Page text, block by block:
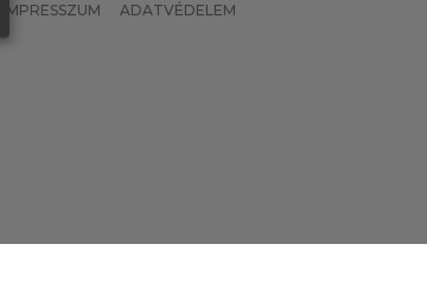
IMPRESSZUM ADATVÉDELEM